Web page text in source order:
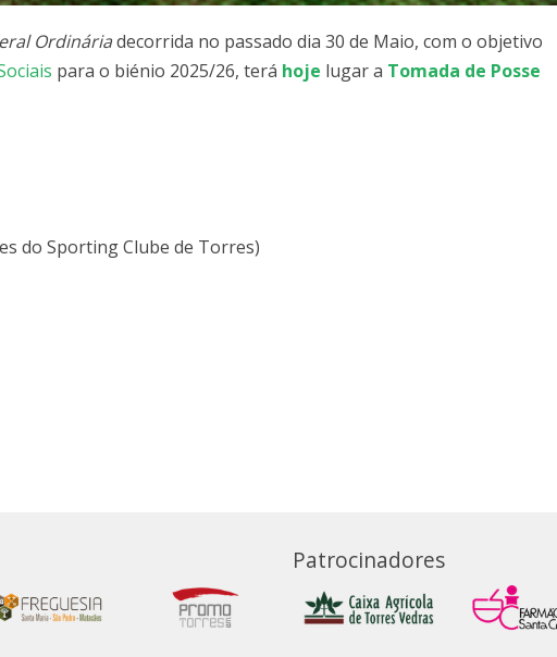
Ordináriadecorrida no passado dia 30 de Maio, com o objetivo
para o biénio 2025/26, terá hoje lugar a Tomada de Posse
do Sporting Clube de Torres)
Patrocinadores